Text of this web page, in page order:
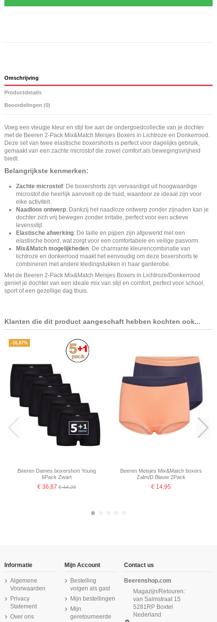
Omschrijving
Productdetails
Beoordelingen (0)
Voeg een vleugje kleur en stijl toe aan de ondergoedcollectie van je dochter
met de Beeren 2-Pack Mix&Match Meisjes Boxers in Lichtroze en Donkerrood.
Deze set van twee elastische boxershorts is perfect voor dagelijks gebruik,
gemaakt van een zachte microstof die zowel comfort als bewegingsvrijheid
biedt.
Belangrijkste kenmerken:
Zachte microstof: De boxershorts zijn vervaardigd uit hoogwaardige
microstof die heerlijk aanvoelt op de huid, waardoor ze ideaal zijn voor
elke activiteit.
Naadloos ontwerp: Dankzij het naadloze ontwerp zonder zijnaden kan je
dochter zich vrij bewegen zonder irritatie, perfect voor een actieve
levensstijl.
Elastische afwerking: De taille en pijpen zijn afgewerkt met een
elastische boord, wat zorgt voor een comfortabele en veilige pasvorm.
Mix&Match mogelijkheden: De charmante kleurencombinatie van
lichtroze en donkerrood maakt het eenvoudig om deze boxershorts te
combineren met andere kledingstukken in haar garderobe.
Met de Beeren 2-Pack Mix&Match Meisjes Boxers in Lichtroze/Donkerrood
geniet je dochter van een ideale mix van stijl en comfort, perfect voor school,
sport of een gezellige dag thuis.
Klanten die dit product aangeschaft hebben kochten ook...
-16,67%
Beeren Dames boxershort Young
6Pack Zwart
€ 36,87€ 44,25
Beeren Meisjes Mix&Match boxers
Zalm/D.Blauw 2Pack
€ 14,95
Informatie
Algemene
Voorwaarden
Privacy
Statement
Over ons
Mijn Account
Bestelling
volgen als gast
Mijn bestellingen
Mijn
geretourneerde
Contact us
Beerenshop.com
Magazijn/Retouren:
van Salmstraat 15
5281RP Boxtel
Nederland